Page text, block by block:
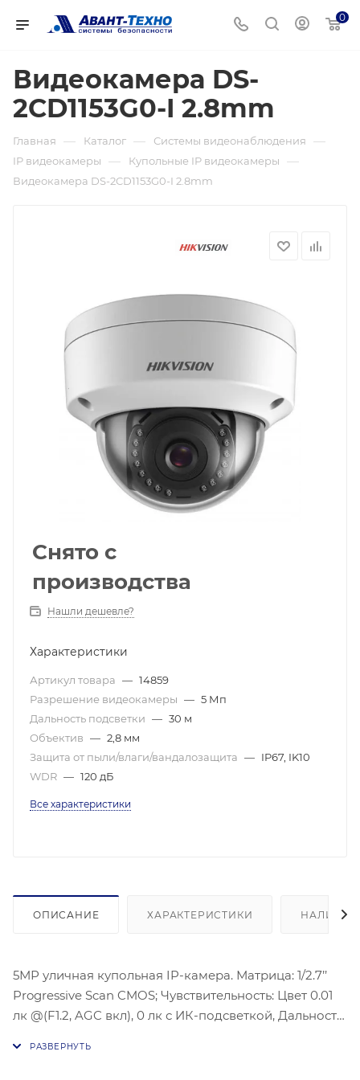
0
Видеокамера DS-
2CD1153G0-I 2.8mm
Главная — Каталог — Системы видеонаблюдения —
IP видеокамеры — Купольные IP видеокамеры —
Видеокамера DS-2CD1153G0-I 2.8mm
Снято с
производства
Нашли дешевле?
Характеристики
Артикул товара — 14859
Разрешение видеокамеры — 5 Мп
Дальность подсветки — 30 м
Объектив — 2,8 мм
Защита от пыли/влаги/вандалозащита — IP67, IK10
WDR — 120 дБ
Все характеристики
ОПИСАНИЕ ХАРАКТЕРИСТИКИ НАЛИЧИЕ
5МР уличная купольная IP-камера. Матрица: 1/2.7’’
Progressive Scan CMOS; Чувствительность: Цвет 0.01
лк @(F1.2, AGC вкл), 0 лк с ИК-подсветкой, Дальность